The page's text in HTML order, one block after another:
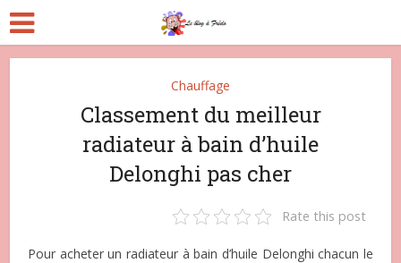
Chauffage
Classement du meilleur
radiateur à bain d’huile
Delonghi pas cher
Rate this post
Pour acheter un radiateur à bain d’huile Delonghi chacun le